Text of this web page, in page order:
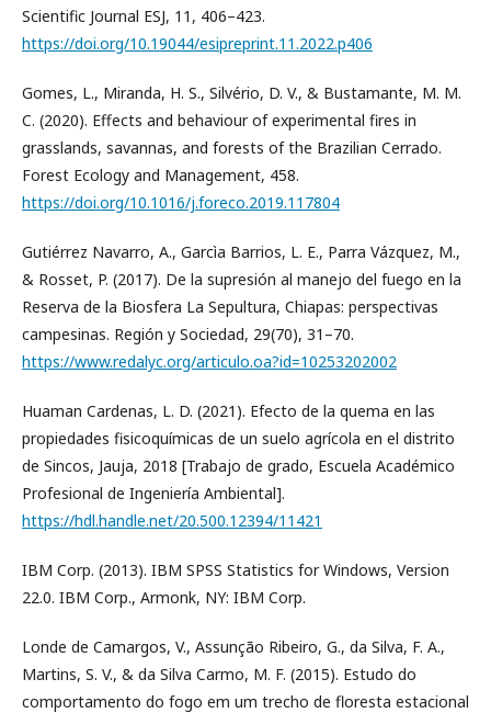
Scientific Journal ESJ, 11, 406–423.
https://doi.org/10.19044/esipreprint.11.2022.p406
Gomes, L., Miranda, H. S., Silvério, D. V., & Bustamante, M. M.
C. (2020). Effects and behaviour of experimental fires in
grasslands, savannas, and forests of the Brazilian Cerrado.
Forest Ecology and Management, 458.
https://doi.org/10.1016/j.foreco.2019.117804
Gutiérrez Navarro, A., Garcìa Barrios, L. E., Parra Vázquez, M.,
& Rosset, P. (2017). De la supresión al manejo del fuego en la
Reserva de la Biosfera La Sepultura, Chiapas: perspectivas
campesinas. Región y Sociedad, 29(70), 31–70.
https://www.redalyc.org/articulo.oa?id=10253202002
Huaman Cardenas, L. D. (2021). Efecto de la quema en las
propiedades fisicoquímicas de un suelo agrícola en el distrito
de Sincos, Jauja, 2018 [Trabajo de grado, Escuela Académico
Profesional de Ingeniería Ambiental].
https://hdl.handle.net/20.500.12394/11421
IBM Corp. (2013). IBM SPSS Statistics for Windows, Version
22.0. IBM Corp., Armonk, NY: IBM Corp.
Londe de Camargos, V., Assunção Ribeiro, G., da Silva, F. A.,
Martins, S. V., & da Silva Carmo, M. F. (2015). Estudo do
comportamento do fogo em um trecho de floresta estacional